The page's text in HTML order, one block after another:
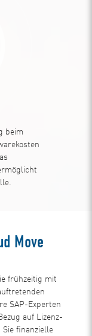
beim
Move
frühzeitig mit
SAP-Experten
auf Lizenz-
Sie finanzielle